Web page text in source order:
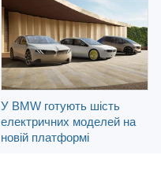
У BMW готують шість
електричних моделей на
новій платформі